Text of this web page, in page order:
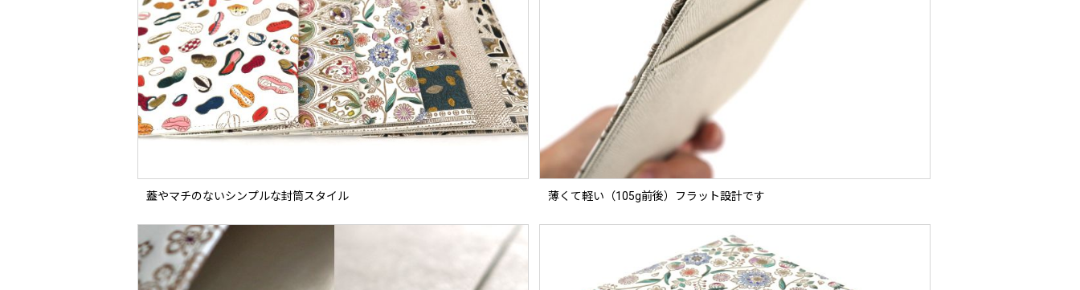
蓋やマチのないシンプルな封筒スタイル 薄くて軽い（105g前後）フラット設計です